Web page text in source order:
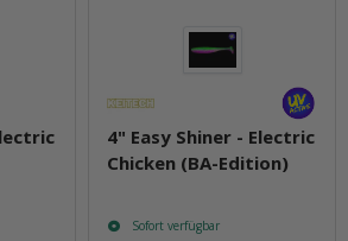
4" Easy Shiner - Electric
Chicken (BA-Edition)
Sofort verfügbar